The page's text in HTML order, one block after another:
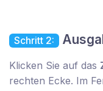
Schritt 2:
Klicken Sie auf das
rechten Ecke. Im